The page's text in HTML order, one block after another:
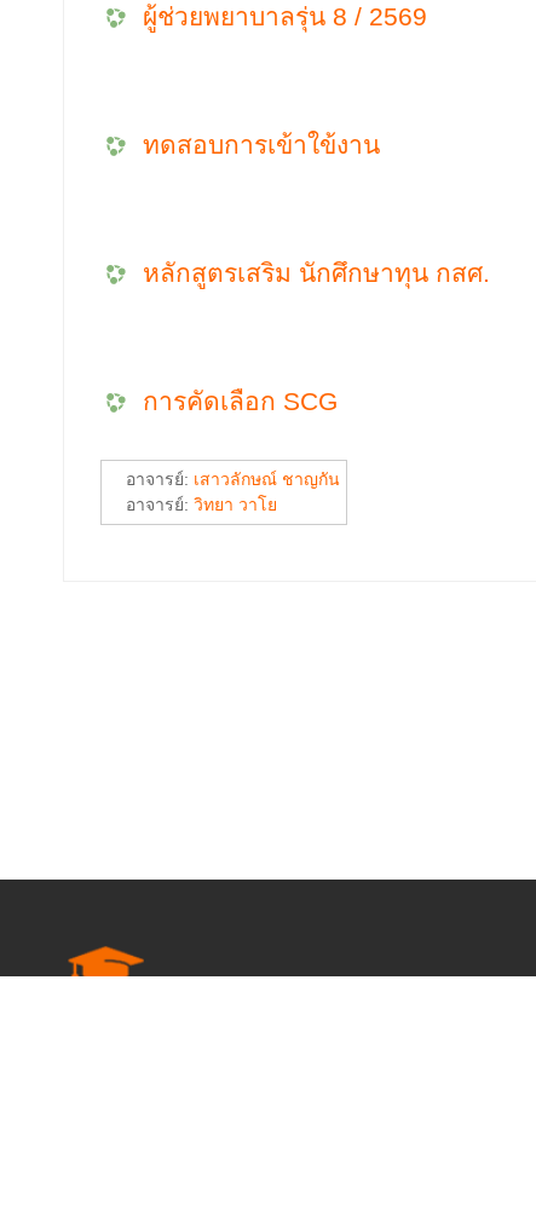
ผู้ช่วยพยาบาลรุ่น 8 / 2569
ทดสอบการเข้าใข้งาน
หลักสูตรเสริม นักศึกษาทุน กสศ.
การคัดเลือก SCG
อาจารย์: เสาวลักษณ์ ชาญกัน
อาจารย์: วิทยา วาโย